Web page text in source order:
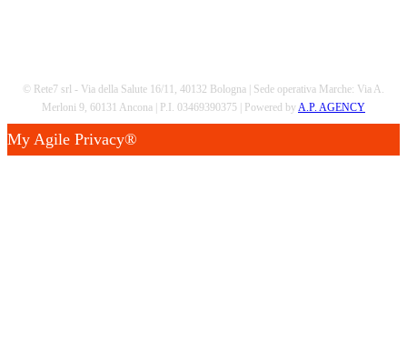
© Rete7 srl - Via della Salute 16/11, 40132 Bologna | Sede operativa Marche: Via A.
Merloni 9, 60131 Ancona | P.I. 03469390375 | Powered by A.P. AGENCY
My Agile Privacy®